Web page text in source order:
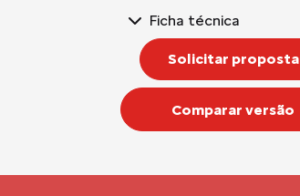
Ficha técnica
Solicitar proposta
Comparar versão